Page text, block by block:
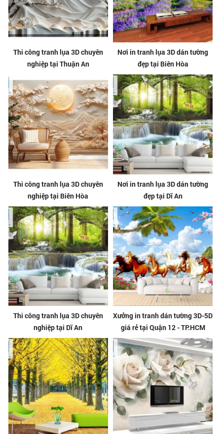
Thi công tranh lụa 3D chuyên
nghiệp tại Thuận An
Nơi in tranh lụa 3D dán tường
đẹp tại Biên Hòa
Thi công tranh lụa 3D chuyên
nghiệp tại Biên Hòa
Nơi in tranh lụa 3D dán tường
đẹp tại Dĩ An
Thi công tranh lụa 3D chuyên
nghiệp tại Dĩ An
Xưởng in tranh dán tường 3D-5D
giá rẻ tại Quận 12 - TP.HCM